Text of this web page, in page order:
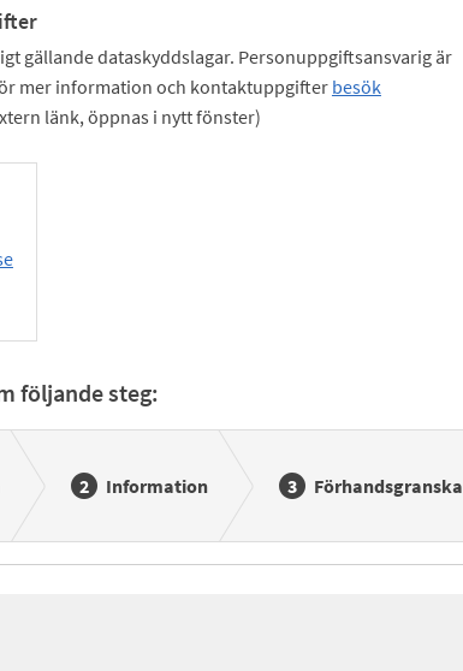
gällande dataskyddslagar. Personuppgiftsansvarig är
mer information och kontaktuppgifter besök
länk, öppnas i nytt fönster)
följande steg:
Information Förhandsgranska